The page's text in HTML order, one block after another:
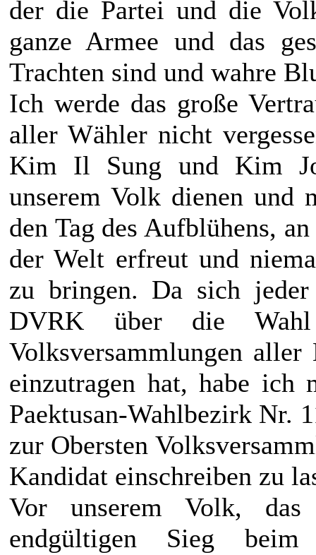
der die Partei und die
ganze Armee und das
Trachten sind und wahre
Ich werde das große
aller Wähler nicht
Kim Il Sung und Kim
unserem Volk dienen und
den Tag des Aufblühens,
der Welt erfreut und
zu bringen. Da sich
DVRK über die
Volksversammlungen
einzutragen hat, habe ich
Paektusan-Wahlbezirk Nr.
zur Obersten
Kandidat einschreiben zu
Vor unserem Volk,
endgültigen Sieg beim